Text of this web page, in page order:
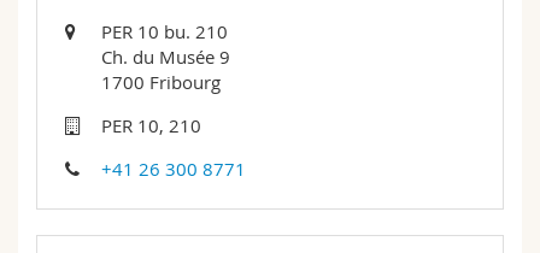
Fak. für Erziehungs- und Bildungswissenschaften
Math.-Nat. und Med. Fak.
Interfakultär
Forschende
Mitarbeitende
Doktorierende
Bibliotheken
Webmail
Vorlesungsverzeichnis
PER 10 bu. 210
Ch. du Musée 9
1700 Fribourg
PER 10, 210
+41 26 300 8771